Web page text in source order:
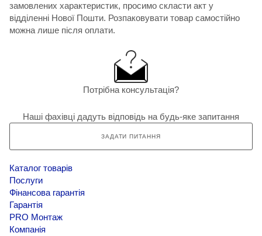
замовлених характеристик, просимо скласти акт у
відділенні Нової Пошти. Розпаковувати товар самостійно
можна лише після оплати.
Потрібна консультація?
Наші фахівці дадуть відповідь на будь-яке запитання
ЗАДАТИ ПИТАННЯ
Каталог товарів
Послуги
Фінансова гарантія
Гарантія
PRO Монтаж
Компанія